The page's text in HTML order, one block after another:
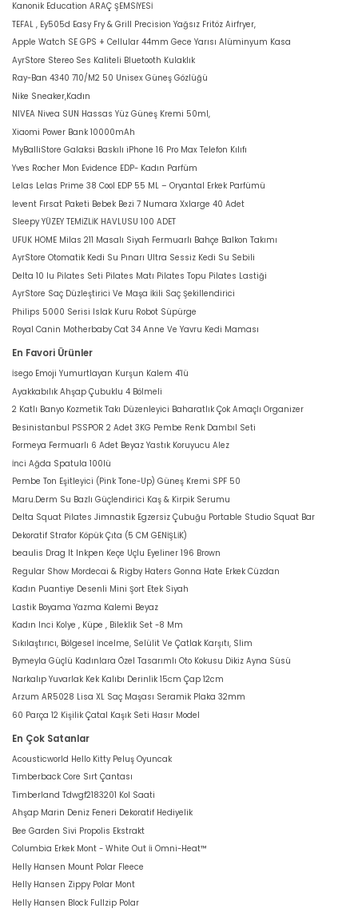
Kanonik Education ARAÇ ŞEMSİYESİ
TEFAL , Ey505d Easy Fry & Grill Precision Yağsız Fritöz Airfryer,
Apple Watch SE GPS + Cellular 44mm Gece Yarısı Alüminyum Kasa
AyrStore Stereo Ses Kaliteli Bluetooth Kulaklık
Ray-Ban 4340 710/M2 50 Unisex Güneş Gözlüğü
Nike Sneaker,Kadın
NIVEA Nivea SUN Hassas Yüz Güneş Kremi 50ml,
Xiaomi Power Bank 10000mAh
MyBalliStore Galaksi Baskılı iPhone 16 Pro Max Telefon Kılıfı
Yves Rocher Mon Evidence EDP- Kadın Parfüm
Lelas Lelas Prime 38 Cool EDP 55 ML – Oryantal Erkek Parfümü
levent Fırsat Paketi Bebek Bezi 7 Numara Xxlarge 40 Adet
Sleepy YÜZEY TEMİZLİK HAVLUSU 100 ADET
UFUK HOME Milas 211 Masalı Siyah Fermuarlı Bahçe Balkon Takımı
AyrStore Otomatik Kedi Su Pınarı Ultra Sessiz Kedi Su Sebili
Delta 10 lu Pilates Seti Pilates Matı Pilates Topu Pilates Lastiği
AyrStore Saç Düzleştirici Ve Maşa İkili Saç Şekillendirici
Philips 5000 Serisi Islak Kuru Robot Süpürge
Royal Canin Motherbaby Cat 34 Anne Ve Yavru Kedi Maması
En Favori Ürünler
İsego Emoji Yumurtlayan Kurşun Kalem 4'lü
Ayakkabılık Ahşap Çubuklu 4 Bölmeli
2 Katlı Banyo Kozmetik Takı Düzenleyici Baharatlık Çok Amaçlı Organizer
Besinistanbul PSSPOR 2 Adet 3KG Pembe Renk Dambıl Seti
Formeya Fermuarlı 6 Adet Beyaz Yastık Koruyucu Alez
İnci Ağda Spatula 100lü
Pembe Ton Eşitleyici (Pink Tone-Up) Güneş Kremi SPF 50
Maru.Derm Su Bazlı Güçlendirici Kaş & Kirpik Serumu
Delta Squat Pilates Jimnastik Egzersiz Çubuğu Portable Studio Squat Bar
Dekoratif Strafor Köpük Çıta (5 CM GENİŞLİK)
beaulis Drag It Inkpen Keçe Uçlu Eyeliner 196 Brown
Regular Show Mordecai & Rigby Haters Gonna Hate Erkek Cüzdan
Kadın Puantiye Desenli Mini Şort Etek Siyah
Lastik Boyama Yazma Kalemi Beyaz
Kadın Inci Kolye , Küpe , Bileklik Set -8 Mm
Sıkılaştırıcı, Bölgesel İncelme, Selülit Ve Çatlak Karşıtı, Slim
Bymeyla Güçlü Kadınlara Özel Tasarımlı Oto Kokusu Dikiz Ayna Süsü
Narkalıp Yuvarlak Kek Kalıbı Derinlik 15cm Çap 12cm
Arzum AR5028 Lisa XL Saç Maşası Seramik Plaka 32mm
60 Parça 12 Kişilik Çatal Kaşık Seti Hasır Model
En Çok Satanlar
Acousticworld Hello Kitty Peluş Oyuncak
Timberback Core Sırt Çantası
Timberland Tdwgf2183201 Kol Saati
Ahşap Marin Deniz Feneri Dekoratif Hediyelik
Bee Garden Sivi Propolis Ekstrakt
Columbia Erkek Mont - White Out İi Omni-Heat™
Helly Hansen Mount Polar Fleece
Helly Hansen Zippy Polar Mont
Helly Hansen Block Fullzip Polar